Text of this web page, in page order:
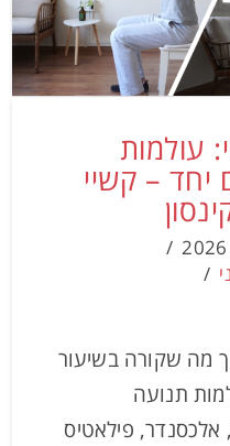
עולמות
– קשיי
מה שקורה בשיעור
תנועה
אלכסנדר, פילאטיס